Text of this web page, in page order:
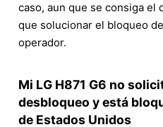
caso, aun que se consiga el
que solucionar el bloqueo
operador.
Mi LG H871 G6 no
desbloqueo y está
de Estados Unidos